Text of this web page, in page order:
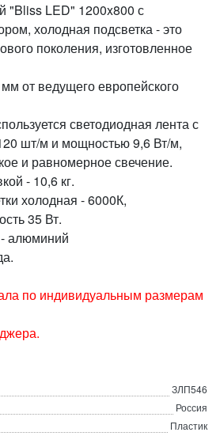
"Bliss LED" 1200x800 с
холодная подсветка - это
поколения, изготовленное
от ведущего европейского
светодиодная лента с
шт/м и мощностью 9,6 Вт/м,
и равномерное свечение.
- 10,6 кг.
холодная - 6000К,
35 Вт.
алюминий
по индивидуальным размерам
ЗЛП546
Россия
Пластик